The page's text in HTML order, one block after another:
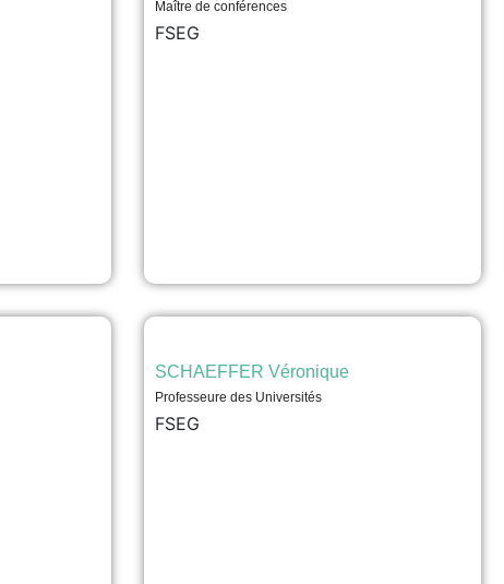
Maître de conférences
FSEG
SCHAEFFER Véronique
Professeure des Universités
FSEG